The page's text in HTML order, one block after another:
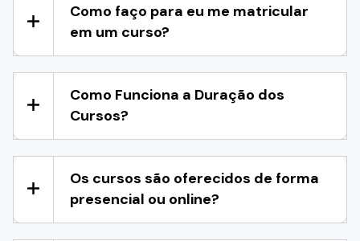
Como faço para eu me matricular
em um curso?
Como Funciona a Duração dos
Cursos?
Os cursos são oferecidos de forma
presencial ou online?